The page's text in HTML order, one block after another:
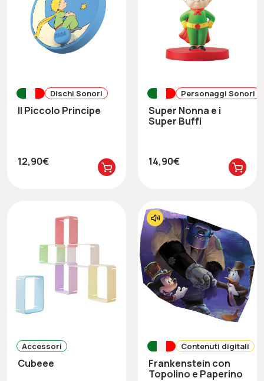
Dischi Sonori
Il Piccolo Principe
12,90€
Personaggi Sonori
Super Nonna e i
Super Buffi
14,90€
Accessori
Cubeee
Contenuti digitali
Frankenstein con
Topolino e Paperino